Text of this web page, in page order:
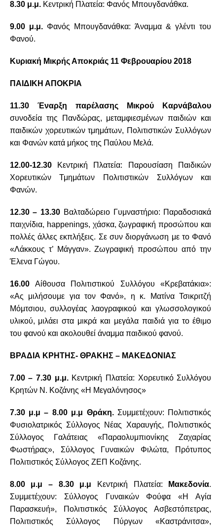
8.30 μ.μ.Κεντρική Πλατεία: Φανός Μπουγδανάθκα.
9.00 μ.μ.Φανός Μπουγδανάθκα: Άναμμα & γλέντι του
Φανού.
Κυριακή Μικρής Αποκριάς 11 Φεβρουαρίου 2018
ΠΑΙΔΙΚΗ ΑΠΟΚΡΙΑ
11.30 Έναρξη παρέλασης Μικρού Καρνάβαλου
συνοδεία της Πανδώρας, μεταμφιεσμένων παιδιών και
παιδικών χορευτικών τμημάτων, Πολιτιστικών Συλλόγων
και Φανών κατά μήκος της Παύλου Μελά.
12.00-12.30
Κεντρική Πλατεία: Παρουσίαση Παιδικών
Χορευτικών Τμημάτων Πολιτιστικών Συλλόγων και
Φανών.
12.30 – 13.30 Βαλταδώρειο Γυμναστήριο: Παραδοσιακά
παιχνίδια, happenings, χάσκα, ζωγραφική προσώπου και
πολλές άλλες εκπλήξεις. Σε συν διοργάνωση με το Φανό
«Λάκκους τ’ Μάγγαν». Ζωγραφική προσώπου από την
Έλενα Γώγου.
16.00Αίθουσα Πολιτιστικού Συλλόγου «Κρεβατάκια»:
«Ας μιλήσουμε για τον Φανό», η κ. Ματίνα Τσικριτζή
Μόμτσιου, συλλογέας λαογραφικού και γλωσσολογικού
υλικού, μιλάει στα μικρά και μεγάλα παιδιά για το έθιμο
του φανού και ακολουθεί άναμμα παιδικού φανού.
ΒΡΑΔΙΑ ΚΡΗΤΗΣ- ΘΡΑΚΗΣ – ΜΑΚΕΔΟΝΙΑΣ
7.00 – 7.30 μ.μ.Κεντρική Πλατεία: Χορευτικό Συλλόγου
Κρητών Ν. Κοζάνης «Η Μεγαλόνησος»
7.30 μ.μ – 8.00 μ.μ Θράκη.Συμμετέχουν: Πολιτιστικός
Φυσιολατρικός Σύλλογος Νέας Χαραυγής, Πολιτιστικός
Σύλλογος Γαλάτειας «Παραολυμπιονίκης Ζαχαρίας
Φωστήρας», Σύλλογος Γυναικών Φιλώτα, Πρότυπος
Πολιτιστικός Σύλλογος ΖΕΠ Κοζάνης.
8.00 μ.μ – 8.30 μ.μ Κεντρική Πλατεία: Μακεδονία.
Συμμετέχουν: Σύλλογος Γυναικών Φούφα «Η Αγία
Παρασκευή», Πολιτιστικός Σύλλογος Ασβεστόπετρας,
Πολιτιστικός Σύλλογος Πύργων «Καστράνιτσα»,